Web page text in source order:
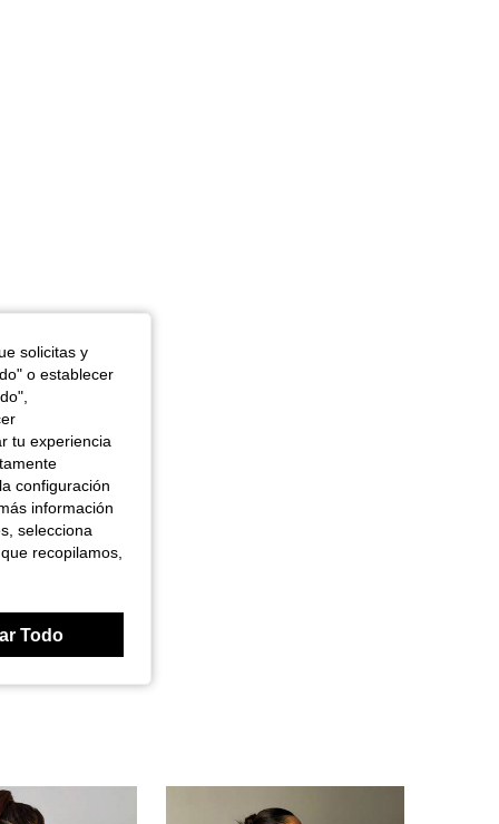
Color: Blanco, Talla: M
solicitas y
o establecer
tu experiencia
configuración
información
selecciona
recopilamos,
Todo